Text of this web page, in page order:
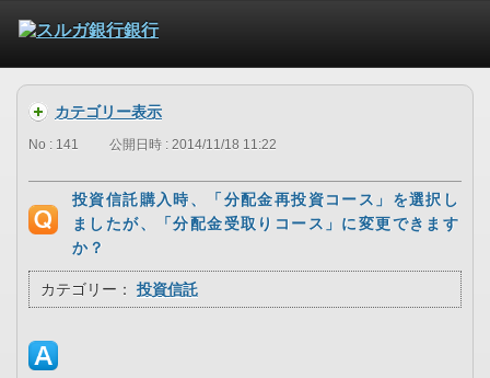
カテゴリー表示
No : 141 公開日時 : 2014/11/18 11:22
投資信託購入時、「分配金再投資コース」を選択し
ましたが、「分配金受取りコース」に変更できます
か？
カテゴリー： 投資信託